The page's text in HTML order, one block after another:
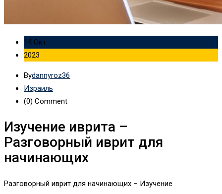
14 Окт
2023
Bydannyroz36
Израиль
(0) Comment
Изучение иврита –
Разговорный иврит для
начинающих
Разговорный иврит для начинающих – Изучение